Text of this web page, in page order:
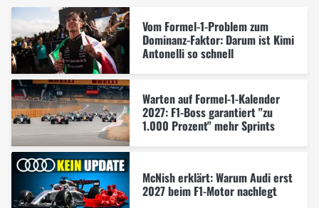
Vom Formel-1-Problem zum
Dominanz-Faktor: Darum ist Kimi
Antonelli so schnell
Warten auf Formel-1-Kalender
2027: F1-Boss garantiert "zu
1.000 Prozent" mehr Sprints
McNish erklärt: Warum Audi erst
2027 beim F1-Motor nachlegt